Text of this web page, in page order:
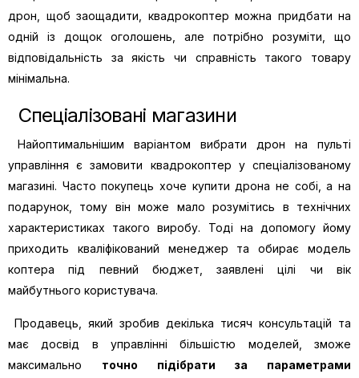
дрон, щоб заощадити, квадрокоптер можна придбати на
одній із дощок оголошень, але потрібно розуміти, що
відповідальність за якість чи справність такого товару
мінімальна.
Спеціалізовані магазини
Найоптимальнішим варіантом вибрати дрон на пульті
управління є замовити квадрокоптер у спеціалізованому
магазині. Часто покупець хоче купити дрона не собі, а на
подарунок, тому він може мало розумітись в технічних
характеристиках такого виробу. Тоді на допомогу йому
приходить кваліфікований менеджер та обирає модель
коптера під певний бюджет, заявлені цілі чи вік
майбутнього користувача.
Продавець, який зробив декілька тисяч консультацій та
має досвід в управлінні більшістю моделей, зможе
максимально точно підібрати за параметрами